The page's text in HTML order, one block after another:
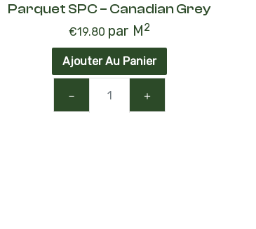
Parquet SPC – Canadian Grey
€19.80 par M2
Ajouter Au Panier
－ ＋